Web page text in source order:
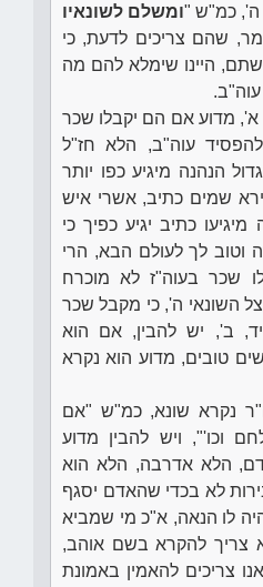
ה', כמ"ש "ומשלם לשונאיו
שהם צריכים לדעת, כי
היינו שימלא להם מה
א', מדוע אם הם יקבלו שכר
עוה"ב, הלא חז"ל
הנהנה מיגיע כפו יותר
שמים כתיב, אשרי איש
כתיב יגיע כפיך כי
וטוב לך לעולם הבא, הרי
שכר בעוה"ז לא מוכרח
השונאי ה', כי מקבל שכר
ב', יש להבין, אם הוא
טובים, מדוע הוא נקרא
נקרא שונא, כמ"ש "אם
וכו'", ויש להבין מדוע
הלא אדרבה, הלא הוא
לא בכדי שהאדם יסגף
לו הנאה, א"כ מי שמביא
צריך להקרא בשם אוהב,
צריכים להאמין באמונת